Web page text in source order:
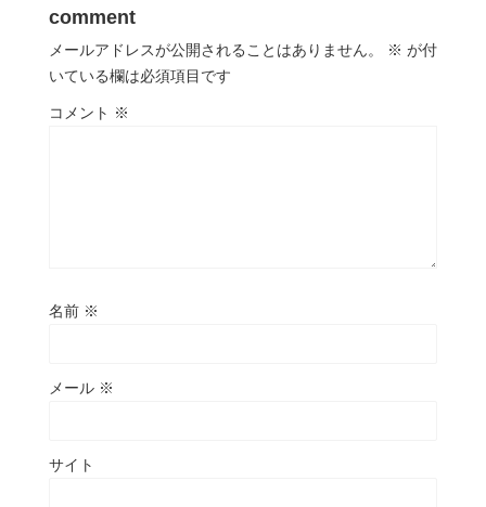
comment
メールアドレスが公開されることはありません。 ※ が付
いている欄は必須項目です
コメント ※
名前 ※
メール ※
サイト